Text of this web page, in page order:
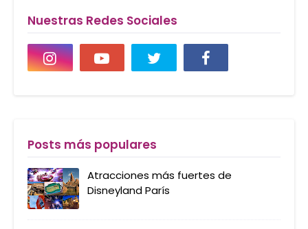
Nuestras Redes Sociales
Posts más populares
Atracciones más fuertes de
Disneyland París